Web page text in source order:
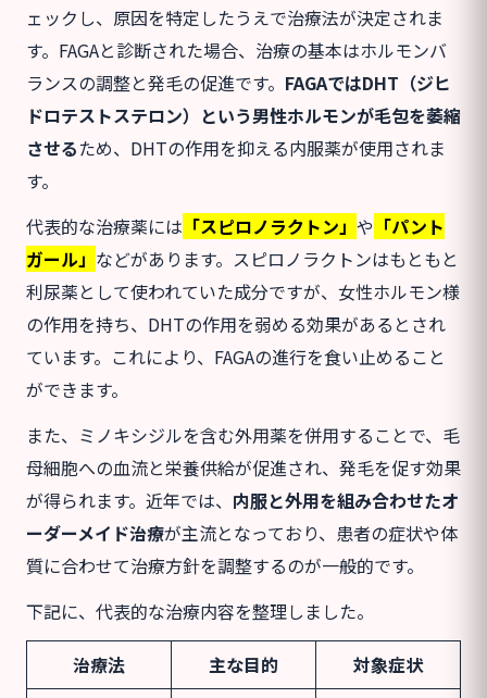
ェックし、原因を特定したうえで治療法が決定されま
す。FAGAと診断された場合、治療の基本はホルモンバ
ランスの調整と発毛の促進です。 FAGAではDHT（ジヒ
ドロテストステロン）という男性ホルモンが毛包を萎縮
させるため、DHTの作用を抑える内服薬が使用されま
す。
代表的な治療薬には 「スピロノラクトン」 や 「パント
ガール」 などがあります。スピロノラクトンはもともと
利尿薬として使われていた成分ですが、女性ホルモン様
の作用を持ち、DHTの作用を弱める効果があるとされ
ています。これにより、FAGAの進行を食い止めること
ができます。
また、ミノキシジルを含む外用薬を併用することで、毛
母細胞への血流と栄養供給が促進され、発毛を促す効果
が得られます。近年では、 内服と外用を組み合わせたオ
ーダーメイド治療が主流となっており、患者の症状や体
質に合わせて治療方針を調整するのが一般的です。
下記に、代表的な治療内容を整理しました。
治療法 主な目的 対象症状